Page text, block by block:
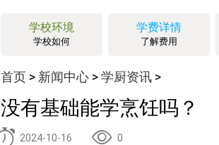
学校环境
学校如何
学费详情
了解费用
首页> 新闻中心> 学厨资讯>
没有基础能学烹饪吗？
2024-10-16 0